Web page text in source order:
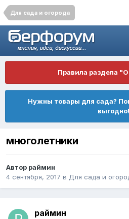
Для сада и огорода
Правила раздела
Нужны товары для сада?
выгодно!
многолетники
Автор раймин
4 сентября, 2017 в Для сада и
раймин